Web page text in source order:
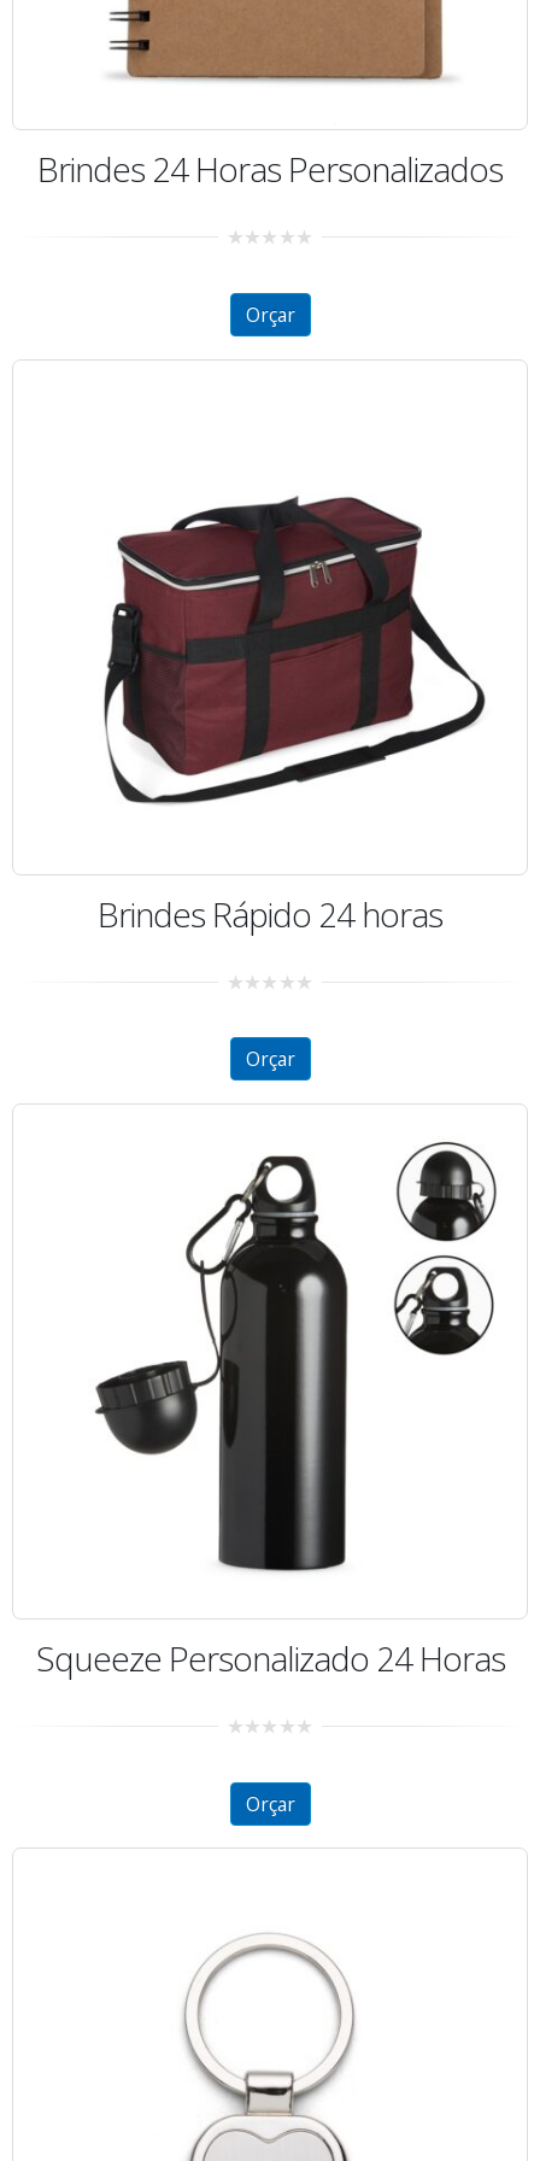
Brindes 24 Horas Personalizados
of
Orçar
Brindes Rápido 24 horas
of
Orçar
Squeeze Personalizado 24 Horas
of
Orçar